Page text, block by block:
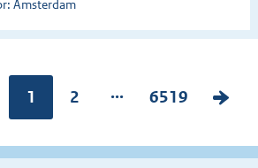
Amsterdam
Pagina:
1
P
g
2 ...
P
g
6519
V
l